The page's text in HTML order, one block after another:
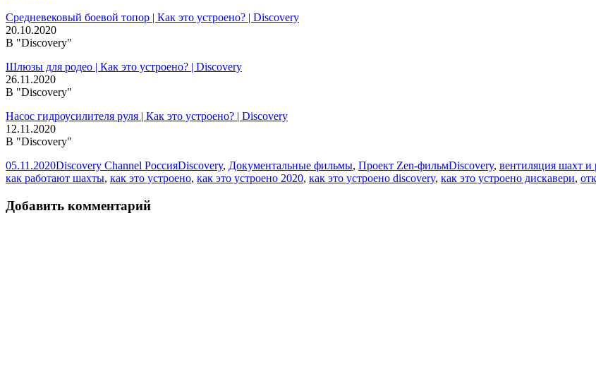
Средневековый боевой топор | Как это устроено? | Discovery
20.10.2020
В "Discovery"
Шлюзы для родео | Как это устроено? | Discovery
26.11.2020
В "Discovery"
Насос гидроусилителя руля | Как это устроено? | Discovery
12.11.2020
В "Discovery"
Опубликовано
05.11.2020Автор
Discovery Channel РоссияРубрики
Discovery, Документальные фильмы, Проект Zen-фильмМетки
Discovery, вентиляция шахт и
как работают шахты, как это устроено, как это устроено 2020, как это устроено discovery, как это устроено дискавери,
Добавить комментарий